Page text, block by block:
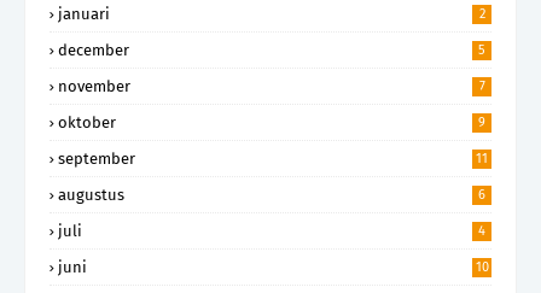
januari 2
december 5
november 7
oktober 9
september 11
augustus 6
juli 4
juni 10